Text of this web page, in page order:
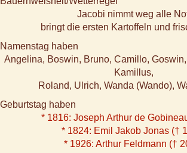
Jacobi nimmt weg alle
bringt die ersten Kartoffeln und
Namenstag haben
Angelina, Boswin, Bruno, Camillo,
Kamillus,
Roland, Ulrich, Wanda (Wando),
Geburtstag haben
* 1816: Joseph Arthur de
* 1824: Emil Jakob Jonas (†
* 1926: Arthur Feldmann (†